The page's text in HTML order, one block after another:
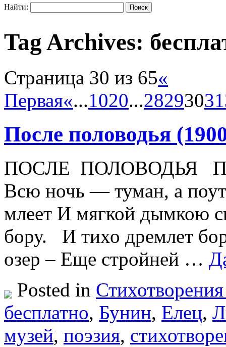
Найти:
Tag Archives:
Страница 30 из 65«
Первая«...1020...28293031
После половодья
ПОСЛЕ ПОЛОВОДЬЯ
Всю ночь — туман, а
млеет И мягкой дымкою
бору. И тихо дремлет
озер – Еще стройней …
Posted in
бесплатно, Бунин, Елец,
музей, поэзия,